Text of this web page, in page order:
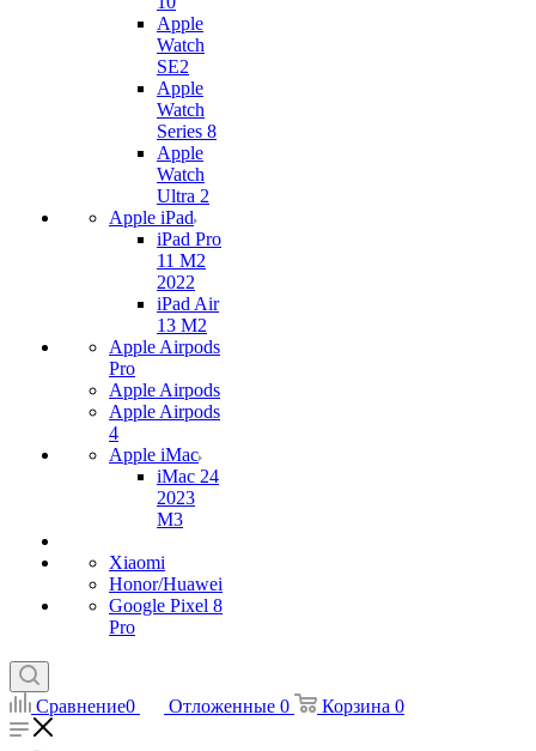
Apple
Watch
SE2
Apple
Watch
Series 8
Apple
Watch
Ultra 2
Apple iPad
iPad Pro
11 M2
2022
iPad Air
13 M2
Apple Airpods
Pro
Apple Airpods
Apple Airpods
4
Apple iMac
iMac 24
2023
M3
Xiaomi
Honor/Huawei
Google Pixel 8
Pro
Сравнение0 Отложенные 0 Корзина 0